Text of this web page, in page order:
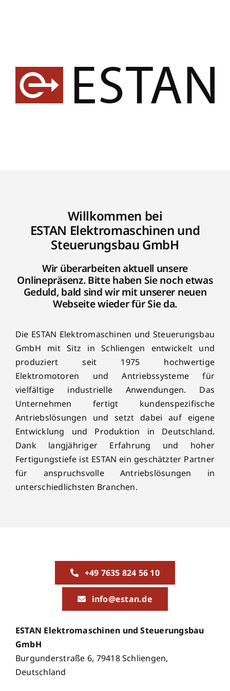
Willkommen bei
ESTAN Elektromaschinen und
Steuerungsbau GmbH
Wir überarbeiten aktuell unsere
Onlinepräsenz. Bitte haben Sie noch etwas
Geduld, bald sind wir mit unserer neuen
Webseite wieder für Sie da.
Die ESTAN Elektromaschinen und Steuerungsbau
GmbH mit Sitz in Schliengen entwickelt und
produziert seit 1975 hochwertige
Elektromotoren und Antriebssysteme für
vielfältige industrielle Anwendungen. Das
Unternehmen fertigt kundenspezifische
Antriebslösungen und setzt dabei auf eigene
Entwicklung und Produktion in Deutschland.
Dank langjähriger Erfahrung und hoher
Fertigungstiefe ist ESTAN ein geschätzter Partner
für anspruchsvolle Antriebslösungen in
unterschiedlichsten Branchen.
+49 7635 824 56 10
info@estan.de
ESTAN Elektromaschinen und Steuerungsbau
GmbH
Burgunderstraße 6, 79418 Schliengen,
Deutschland